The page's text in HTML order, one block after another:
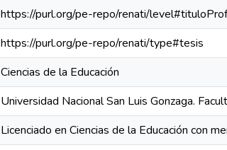
https://purl.org/pe-repo/renati/
https://purl.org/pe-repo/renati/type#tesis
Ciencias de la Educación
Universidad Nacional San Luis Gonzaga.
Licenciado en Ciencias de la Educación con